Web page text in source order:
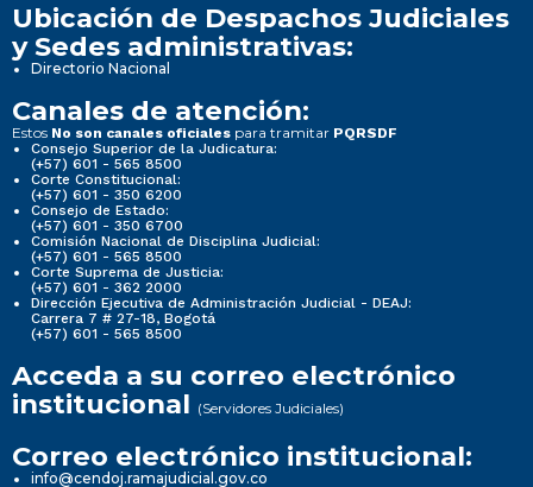
Ubicación de Despachos Judiciales
y Sedes administrativas:
Directorio Nacional
Canales de atención:
Estos No son canales oficiales para tramitar PQRSDF
Consejo Superior de la Judicatura:
(+57) 601 - 565 8500
Corte Constitucional:
(+57) 601 - 350 6200
Consejo de Estado:
(+57) 601 - 350 6700
Comisión Nacional de Disciplina Judicial:
(+57) 601 - 565 8500
Corte Suprema de Justicia:
(+57) 601 - 362 2000
Dirección Ejecutiva de Administración Judicial - DEAJ:
Carrera 7 # 27-18, Bogotá
(+57) 601 - 565 8500
Acceda a su correo electrónico
institucional (Servidores Judiciales)
Correo electrónico institucional:
info@cendoj.ramajudicial.gov.co